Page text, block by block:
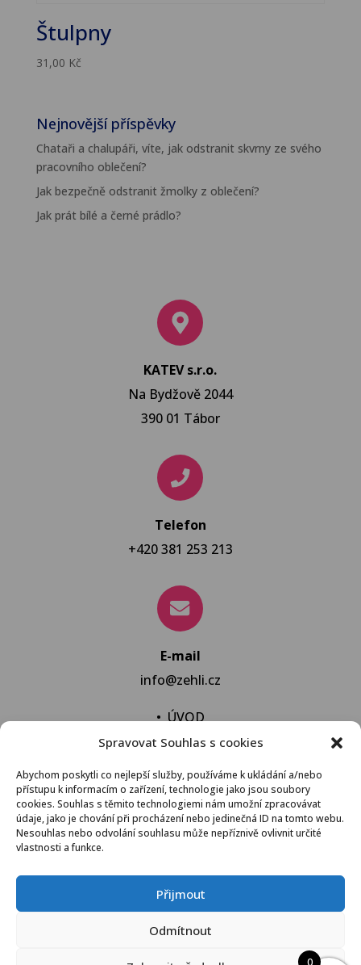
Spravovat Souhlas s cookies
Abychom poskytli co nejlepší služby, používáme k ukládání a/nebo
přístupu k informacím o zařízení, technologie jako jsou soubory
cookies. Souhlas s těmito technologiemi nám umožní zpracovávat
údaje, jako je chování při procházení nebo jedinečná ID na tomto webu.
Nesouhlas nebo odvolání souhlasu může nepříznivě ovlivnit určité
vlastnosti a funkce.
Přijmout
Odmítnout
Štulpny
31,00 Kč
Nejnovější příspěvky
Chataři a chalupáři, víte, jak odstranit skvrny ze svého
pracovního oblečení?
Jak bezpečně odstranit žmolky z oblečení?
Jak prát bílé a černé prádlo?
KATEV s.r.o.
Na Bydžově 2044
390 01 Tábor
Telefon
+420 381 253 213
E-mail
info@zehli.cz
•ÚVOD
• NOVINKY
•NECHAT VYPRAT
•KONTAKT
VŠEOBECNÉ OBCHODNÍ PODMÍNKY
© 2021 Žehli.cz – Na praní a žehlení je život příliš
0